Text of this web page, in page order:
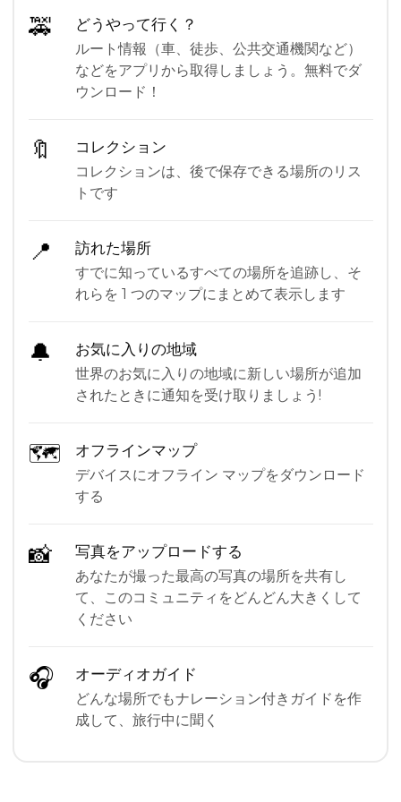
🚕 どうやって行く？
ルート情報（車、徒歩、公共交通機関など）
などをアプリから取得しましょう。無料でダ
ウンロード！
🔖 コレクション
コレクションは、後で保存できる場所のリス
トです
📍 訪れた場所
すでに知っているすべての場所を追跡し、そ
れらを 1 つのマップにまとめて表示します
🔔 お気に入りの地域
世界のお気に入りの地域に新しい場所が追加
されたときに通知を受け取りましょう!
🗺 オフラインマップ
デバイスにオフライン マップをダウンロード
する
📸 写真をアップロードする
あなたが撮った最高の写真の場所を共有し
て、このコミュニティをどんどん大きくして
ください
🎧 オーディオガイド
どんな場所でもナレーション付きガイドを作
成して、旅行中に聞く